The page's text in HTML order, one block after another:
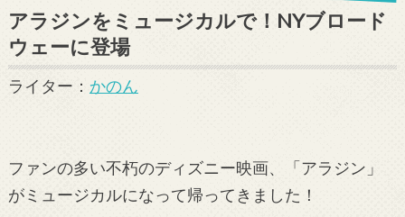
アラジンをミュージカルで！NYブロード
ウェーに登場
ライター： かのん
ファンの多い不朽のディズニー映画、「アラジン」
がミュージカルになって帰ってきました！